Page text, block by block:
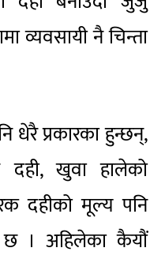
व्यवसायी नै चिन्ता
धेरै प्रकारका हुन्छन्,
दही, खुवा हालेको
दहीको मूल्य पनि
। अहिलेका कैयौं